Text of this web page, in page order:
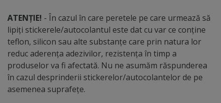
ATENȚIE! - În cazul în care peretele pe care urmează să
lipiți stickerele/autocolantul este dat cu var ce conține
teflon, silicon sau alte substanțe care prin natura lor
reduc aderența adezivilor, rezistența în timp a
produselor va fi afectată. Nu ne asumăm răspunderea
în cazul desprinderii stickerelor/autocolantelor de pe
asemenea suprafețe.